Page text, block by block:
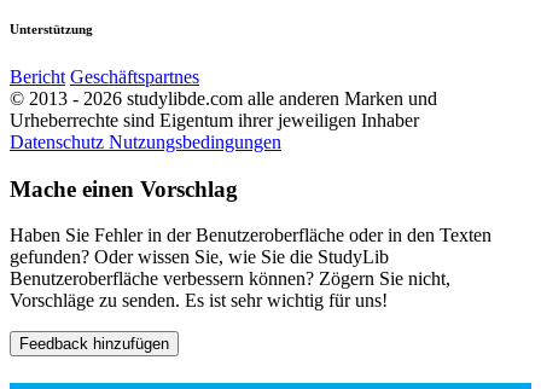
Unterstützung
Bericht Geschäftspartnes
© 2013 - 2026 studylibde.com alle anderen Marken und
Urheberrechte sind Eigentum ihrer jeweiligen Inhaber
Datenschutz Nutzungsbedingungen
Mache einen Vorschlag
Haben Sie Fehler in der Benutzeroberfläche oder in den Texten
gefunden? Oder wissen Sie, wie Sie die StudyLib
Benutzeroberfläche verbessern können? Zögern Sie nicht,
Vorschläge zu senden. Es ist sehr wichtig für uns!
Feedback hinzufügen